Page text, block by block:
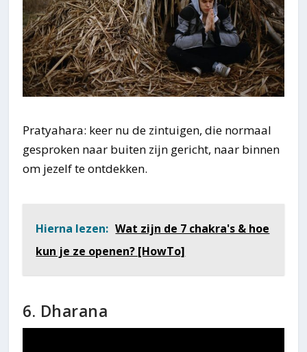
Pratyahara: keer nu de zintuigen, die normaal
gesproken naar buiten zijn gericht, naar binnen
om jezelf te ontdekken.
Hierna lezen: Wat zijn de 7 chakra's & hoe
kun je ze openen? [HowTo]
6. Dharana